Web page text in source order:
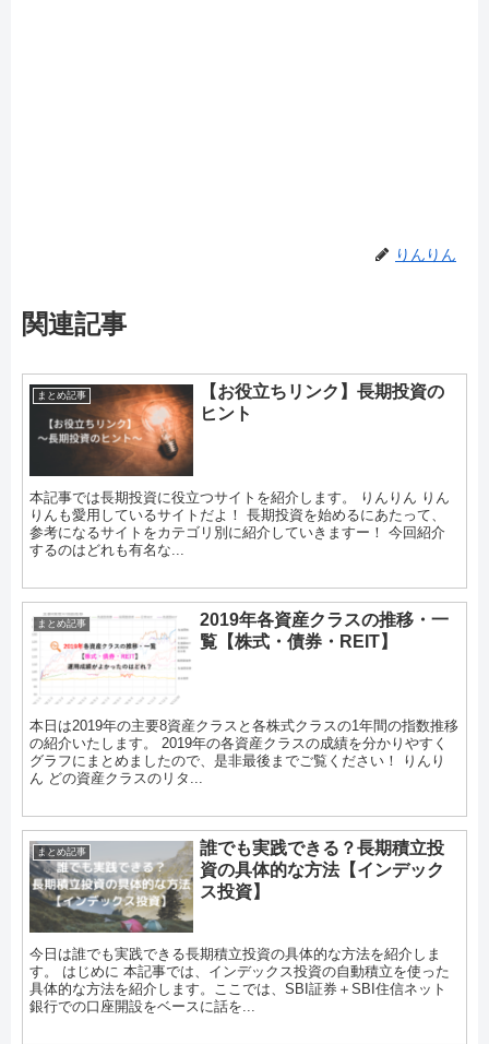
りんりん
関連記事
まとめ記事
【お役立ちリンク】長期投資の
ヒント
本記事では長期投資に役立つサイトを紹介します。 りんりん りん
りんも愛用しているサイトだよ！ 長期投資を始めるにあたって、
参考になるサイトをカテゴリ別に紹介していきますー！ 今回紹介
するのはどれも有名な...
まとめ記事
2019年各資産クラスの推移・一
覧【株式・債券・REIT】
本日は2019年の主要8資産クラスと各株式クラスの1年間の指数推移
の紹介いたします。 2019年の各資産クラスの成績を分かりやすく
グラフにまとめましたので、是非最後までご覧ください！ りんり
ん どの資産クラスのリタ...
まとめ記事
誰でも実践できる？長期積立投
資の具体的な方法【インデック
ス投資】
今日は誰でも実践できる長期積立投資の具体的な方法を紹介しま
す。 はじめに 本記事では、インデックス投資の自動積立を使った
具体的な方法を紹介します。ここでは、SBI証券＋SBI住信ネット
銀行での口座開設をベースに話を...